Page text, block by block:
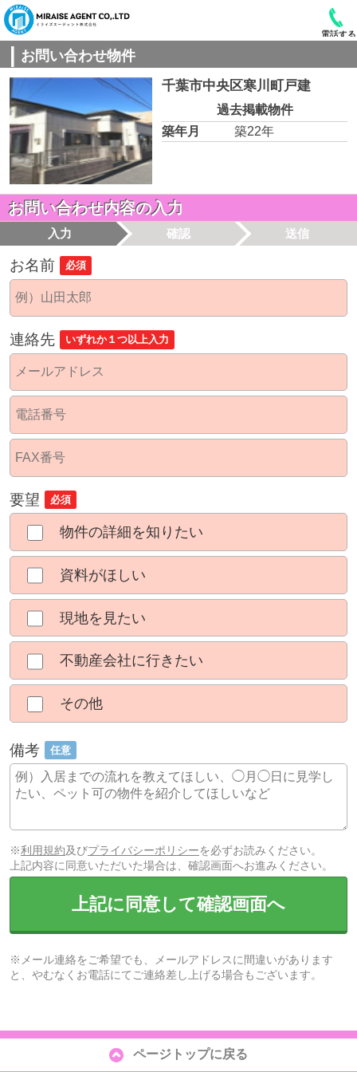
電話する
お問い合わせ物件
千葉市中央区寒川町戸建
過去掲載物件
築年月
築22年
お問い合わせ内容の入力
入力 確認 送信
お名前 必須
連絡先 いずれか１つ以上入力
要望 必須
物件の詳細を知りたい
資料がほしい
現地を見たい
不動産会社に行きたい
その他
備考 任意
※利用規約及びプライバシーポリシーを必ずお読みください。
上記内容に同意いただいた場合は、確認画面へお進みください。
上記に同意して確認画面へ
※メール連絡をご希望でも、メールアドレスに間違いがあります
と、やむなくお電話にてご連絡差し上げる場合もございます。
ページトップに戻る